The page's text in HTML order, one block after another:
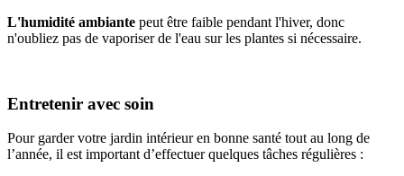
L'humidité ambiante peut être faible pendant l'hiver, donc
n'oubliez pas de vaporiser de l'eau sur les plantes si nécessaire.
Entretenir avec soin
Pour garder votre jardin intérieur en bonne santé tout au long de
l’année, il est important d’effectuer quelques tâches régulières :